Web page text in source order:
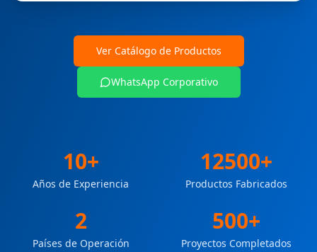
Ver Catálogo de Productos
WhatsApp Corporativo
10+
Años de Experiencia
12500+
Productos Fabricados
2
Países de Operación
500+
Proyectos Completados